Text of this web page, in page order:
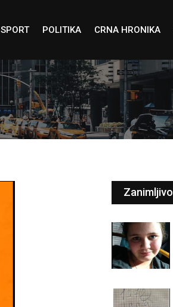
SPORT POLITIKA CRNA HRONIKA
Zanimljivo